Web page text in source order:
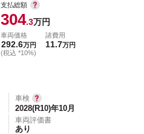
支払総額
304.3万円
車両価格
292.6万円
(税込 *10%)
諸費用
11.7万円
車検
2028(R10)年10月
車両評価書
あり